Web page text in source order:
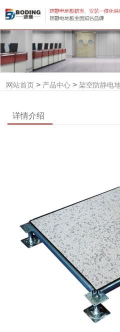
网站首页 > 产品中心 > 架空防静电
详情介绍